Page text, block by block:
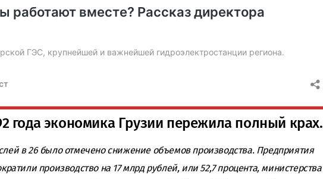
года экономика Грузии пережила полный крах.
в 26 было отмечено снижение объемов производства. Предприятия
производство на 17 млрд рублей, или 52,7 процента, министерства